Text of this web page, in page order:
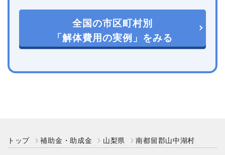
全国の市区町村別
「解体費用の実例」をみる
トップ 補助金・助成金 山梨県 南都留郡山中湖村